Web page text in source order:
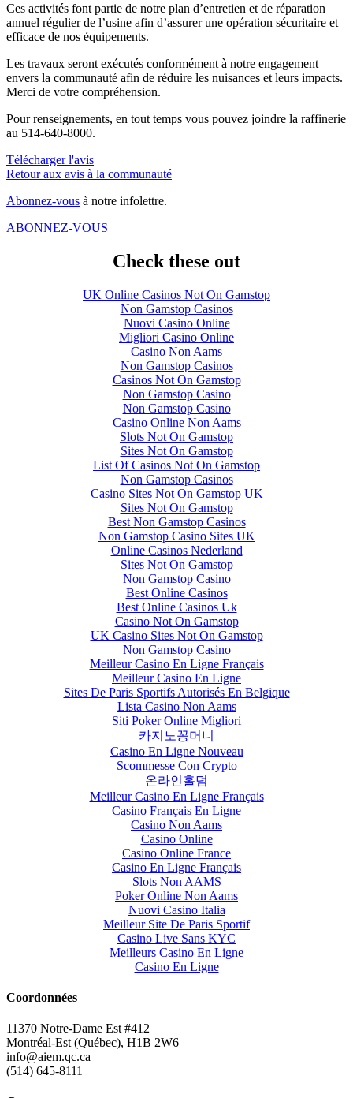
Ces activités font partie de notre plan d’entretien et de réparation
annuel régulier de l’usine afin d’assurer une opération sécuritaire et
efficace de nos équipements.
Les travaux seront exécutés conformément à notre engagement
envers la communauté afin de réduire les nuisances et leurs impacts.
Merci de votre compréhension.
Pour renseignements, en tout temps vous pouvez joindre la raffinerie
au 514-640-8000.
Télécharger l'avis
Retour aux avis à la communauté
Abonnez-vous à notre infolettre.
ABONNEZ-VOUS
Check these out
UK Online Casinos Not On Gamstop
Non Gamstop Casinos
Nuovi Casino Online
Migliori Casino Online
Casino Non Aams
Non Gamstop Casinos
Casinos Not On Gamstop
Non Gamstop Casino
Non Gamstop Casino
Casino Online Non Aams
Slots Not On Gamstop
Sites Not On Gamstop
List Of Casinos Not On Gamstop
Non Gamstop Casinos
Casino Sites Not On Gamstop UK
Sites Not On Gamstop
Best Non Gamstop Casinos
Non Gamstop Casino Sites UK
Online Casinos Nederland
Sites Not On Gamstop
Non Gamstop Casino
Best Online Casinos
Best Online Casinos Uk
Casino Not On Gamstop
UK Casino Sites Not On Gamstop
Non Gamstop Casino
Meilleur Casino En Ligne Français
Meilleur Casino En Ligne
Sites De Paris Sportifs Autorisés En Belgique
Lista Casino Non Aams
Siti Poker Online Migliori
카지노꽁머니
Casino En Ligne Nouveau
Scommesse Con Crypto
온라인홀덤
Meilleur Casino En Ligne Français
Casino Français En Ligne
Casino Non Aams
Casino Online
Casino Online France
Casino En Ligne Français
Slots Non AAMS
Poker Online Non Aams
Nuovi Casino Italia
Meilleur Site De Paris Sportif
Casino Live Sans KYC
Meilleurs Casino En Ligne
Casino En Ligne
Coordonnées
11370 Notre-Dame Est #412
Montréal-Est (Québec), H1B 2W6
info@aiem.qc.ca
(514) 645-8111